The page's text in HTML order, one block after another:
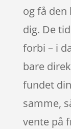
og få
dig. De
forbi – i
bare
fundet
samme,
vente på